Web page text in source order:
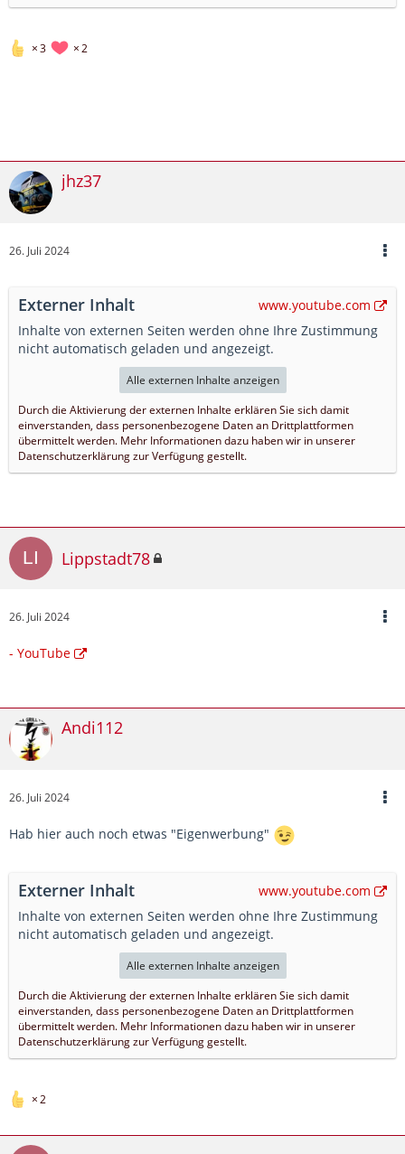
3 2
jhz37
26. Juli 2024
Externer Inhalt
www.youtube.com
Inhalte von externen Seiten werden ohne Ihre Zustimmung
nicht automatisch geladen und angezeigt.
Alle externen Inhalte anzeigen
Durch die Aktivierung der externen Inhalte erklären Sie sich damit
einverstanden, dass personenbezogene Daten an Drittplattformen
übermittelt werden. Mehr Informationen dazu haben wir in unserer
Datenschutzerklärung zur Verfügung gestellt.
Lippstadt78
26. Juli 2024
- YouTube
Andi112
26. Juli 2024
Hab hier auch noch etwas "Eigenwerbung"
Externer Inhalt
www.youtube.com
Inhalte von externen Seiten werden ohne Ihre Zustimmung
nicht automatisch geladen und angezeigt.
Alle externen Inhalte anzeigen
Durch die Aktivierung der externen Inhalte erklären Sie sich damit
einverstanden, dass personenbezogene Daten an Drittplattformen
übermittelt werden. Mehr Informationen dazu haben wir in unserer
Datenschutzerklärung zur Verfügung gestellt.
2